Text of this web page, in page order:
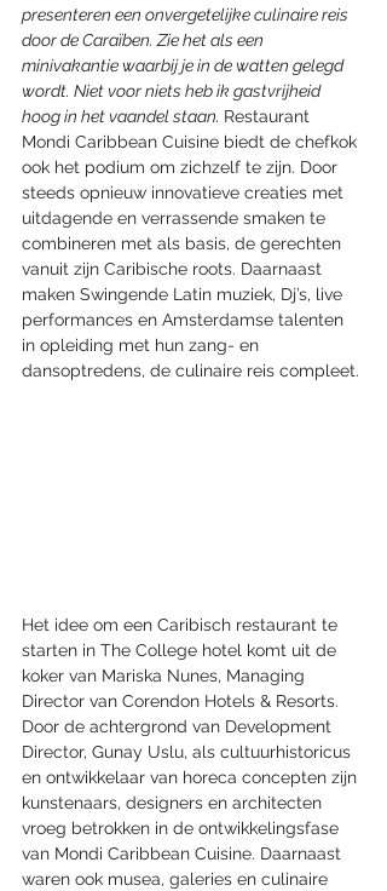
presenteren een onvergetelijke culinaire reis
door de Caraïben. Zie het als een
minivakantie waarbij je in de watten gelegd
wordt. Niet voor niets heb ik gastvrijheid
hoog in het vaandel staan. Restaurant
Mondi Caribbean Cuisine biedt de chefkok
ook het podium om zichzelf te zijn. Door
steeds opnieuw innovatieve creaties met
uitdagende en verrassende smaken te
combineren met als basis, de gerechten
vanuit zijn Caribische roots. Daarnaast
maken Swingende Latin muziek, Dj’s, live
performances en Amsterdamse talenten
in opleiding met hun zang- en
dansoptredens, de culinaire reis compleet.
Het idee om een Caribisch restaurant te
starten in The College hotel komt uit de
koker van Mariska Nunes, Managing
Director van Corendon Hotels & Resorts.
Door de achtergrond van Development
Director, Gunay Uslu, als cultuurhistoricus
en ontwikkelaar van horeca concepten zijn
kunstenaars, designers en architecten
vroeg betrokken in de ontwikkelingsfase
van Mondi Caribbean Cuisine. Daarnaast
waren ook musea, galeries en culinaire